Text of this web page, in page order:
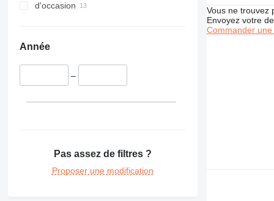
d'occasion
Année
–
Pas assez de filtres ?
Proposer une modification
Vous ne trouvez
Envoyez votre
Commander